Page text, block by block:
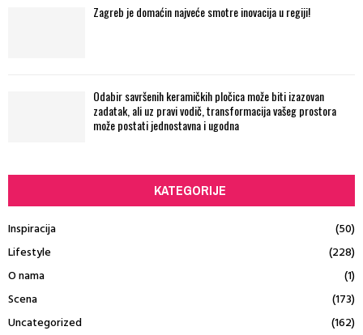
Zagreb je domaćin najveće smotre inovacija u regiji!
Odabir savršenih keramičkih pločica može biti izazovan
zadatak, ali uz pravi vodič, transformacija vašeg prostora
može postati jednostavna i ugodna
KATEGORIJE
Inspiracija
(50)
Lifestyle
(228)
O nama
(1)
Scena
(173)
Uncategorized
(162)